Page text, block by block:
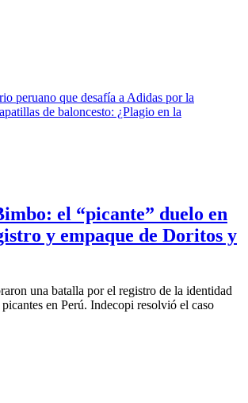
el “picante” duelo en
y empaque de Doritos y
una batalla por el registro de la identidad
en Perú. Indecopi resolvió el caso